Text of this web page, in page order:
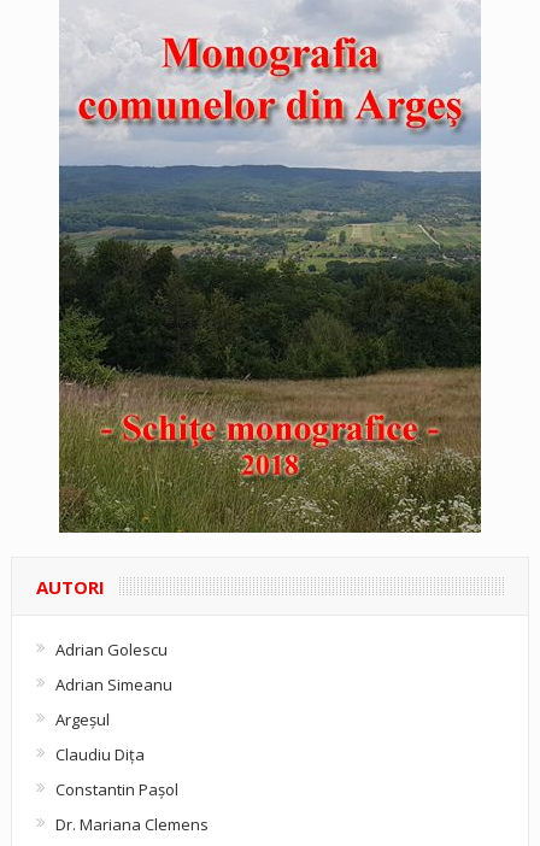
AUTORI
Adrian Golescu
Adrian Simeanu
Argeşul
Claudiu Diţa
Constantin Pașol
Dr. Mariana Clemens